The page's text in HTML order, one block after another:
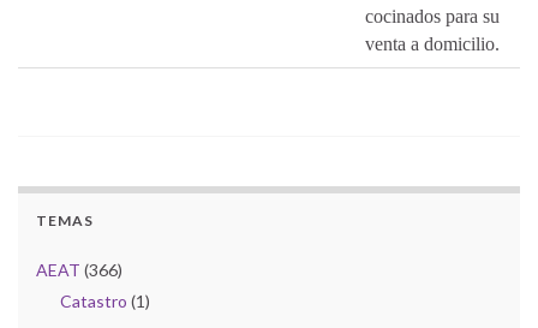
cocinados para su
venta a domicilio.
TEMAS
AEAT (366)
Catastro (1)